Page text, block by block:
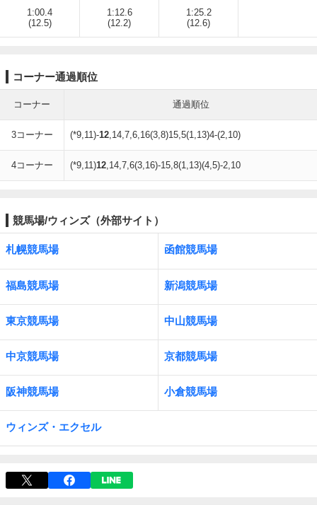
1:00.4
(12.5)
1:12.6
(12.2)
1:25.2
(12.6)
コーナー通過順位
コーナー 通過順位
3コーナー (*9,11)-12,14,7,6,16(3,8)15,5(1,13)4-(2,10)
4コーナー (*9,11)12,14,7,6(3,16)-15,8(1,13)(4,5)-2,10
競馬場/ウィンズ（外部サイト）
札幌競馬場 函館競馬場
福島競馬場 新潟競馬場
東京競馬場 中山競馬場
中京競馬場 京都競馬場
阪神競馬場 小倉競馬場
ウィンズ・エクセル